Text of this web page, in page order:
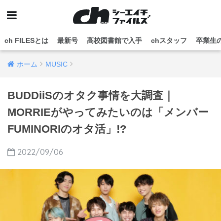
ch FILESとは 最新号 高校図書館で入手 chスタッフ 卒業生
ホーム MUSIC
BUDDiiSのオタク事情を大調査｜
MORRIEがやってみたいのは「メンバー
FUMINORIのオタ活」!?
2022/09/06